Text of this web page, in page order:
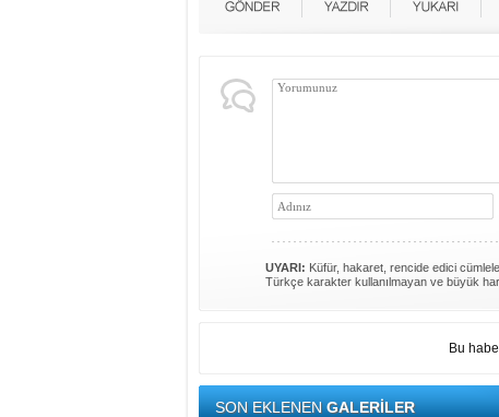
UYARI: Küfür, hakaret, rencide edici
Türkçe karakter kullanılmayan ve büyük
Bu
SON EKLENENGALERİLER